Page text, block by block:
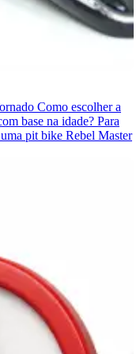
Como escolher a
base na idade? Para
pit bike Rebel Master